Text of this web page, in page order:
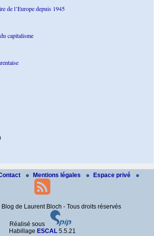
de l’Europe depuis 1945
capitalisme
Mentions légales Espace privé
de Laurent Bloch - Tous droits réservés
Réalisé sous
Habillage ESCAL 5.5.21